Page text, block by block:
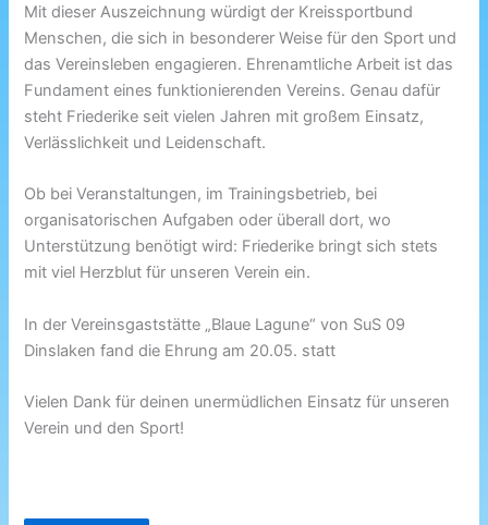
Mit dieser Auszeichnung würdigt der Kreissportbund
Menschen, die sich in besonderer Weise für den Sport und
das Vereinsleben engagieren. Ehrenamtliche Arbeit ist das
Fundament eines funktionierenden Vereins. Genau dafür
steht Friederike seit vielen Jahren mit großem Einsatz,
Verlässlichkeit und Leidenschaft.
Ob bei Veranstaltungen, im Trainingsbetrieb, bei
organisatorischen Aufgaben oder überall dort, wo
Unterstützung benötigt wird: Friederike bringt sich stets
mit viel Herzblut für unseren Verein ein.
In der Vereinsgaststätte „Blaue Lagune“ von SuS 09
Dinslaken fand die Ehrung am 20.05. statt
Vielen Dank für deinen unermüdlichen Einsatz für unseren
Verein und den Sport!